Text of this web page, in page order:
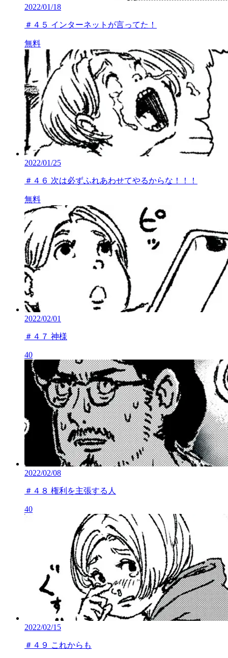
2022/01/18
＃４５ インターネットが言ってた！
無料
2022/01/25
＃４６ 次は必ずふれあわせてやるからな！！！
無料
2022/02/01
＃４７ 神様
40
2022/02/08
＃４８ 権利を主張する人
40
2022/02/15
＃４９ これからも